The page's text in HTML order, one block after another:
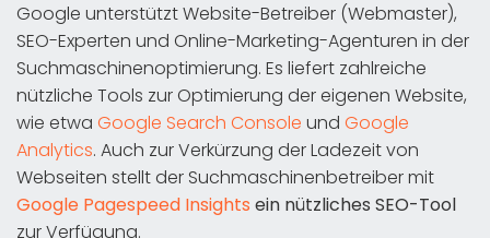
Google unterstützt Website-Betreiber (Webmaster),
SEO-Experten und Online-Marketing-Agenturen in der
Suchmaschinenoptimierung. Es liefert zahlreiche
nützliche Tools zur Optimierung der eigenen Website,
wie etwa Google Search Console und Google
Analytics. Auch zur Verkürzung der Ladezeit von
Webseiten stellt der Suchmaschinenbetreiber mit
Google Pagespeed Insights ein nützliches SEO-Tool
zur Verfügung.